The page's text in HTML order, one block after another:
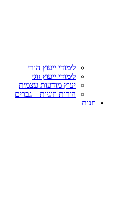
לימודי ייעוץ הורי
לימודי ייעוץ זוגי
יעוץ מודעות עצמית
הורות וזוגיות – גברים
חנות